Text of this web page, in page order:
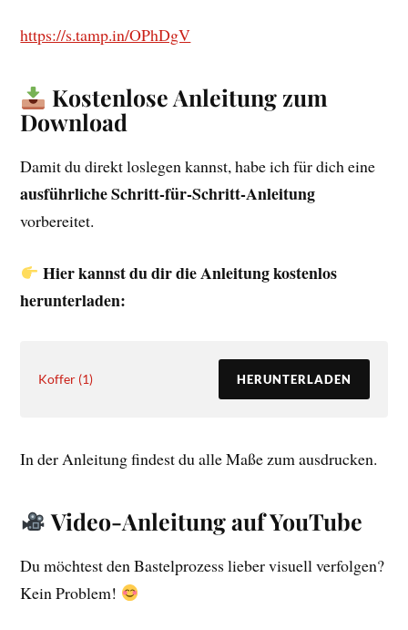
https://s.tamp.in/OPhDgV
Kostenlose Anleitung zum
Download
Damit du direkt loslegen kannst, habe ich für dich eine
ausführliche Schritt-für-Schritt-Anleitung
vorbereitet.
Hier kannst du dir die Anleitung kostenlos
herunterladen:
Koffer (1) HERUNTERLADEN
In der Anleitung findest du alle Maße zum ausdrucken.
Video-Anleitung auf YouTube
Du möchtest den Bastelprozess lieber visuell verfolgen?
Kein Problem!